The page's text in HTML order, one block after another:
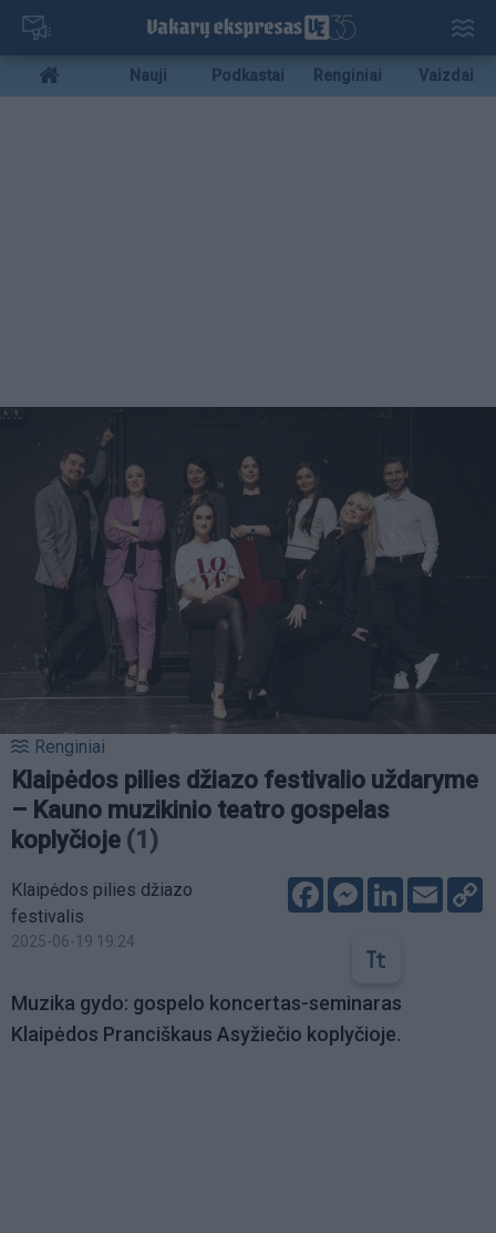
Pereiti
pagrindinį
turinį
Mobile
menu
Nauji Podkastai Renginiai Vaizdai
Renginiai
Klaipėdos pilies džiazo festivalio uždaryme
– Kauno muzikinio teatro gospelas
koplyčioje (1)
Klaipėdos pilies džiazo
festivalis
2025-06-19 19:24
FacebookMessenger
LinkedIn
Email
Muzika gydo: gospelo koncertas-seminaras
Klaipėdos Pranciškaus Asyžiečio koplyčioje.